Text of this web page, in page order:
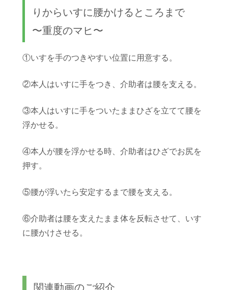
りからいすに腰かけるところまで
〜重度のマヒ〜
①いすを手のつきやすい位置に用意する。
②本人はいすに手をつき、介助者は腰を支える。
③本人はいすに手をついたままひざを立てて腰を
浮かせる。
④本人が腰を浮かせる時、介助者はひざでお尻を
押す。
⑤腰が浮いたら安定するまで腰を支える。
⑥介助者は腰を支えたまま体を反転させて、いす
に腰かけさせる。
関連動画のご紹介